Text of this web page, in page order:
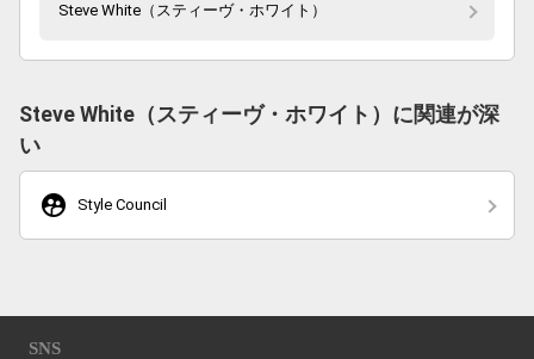
Steve White（スティーヴ・ホワイト）
Steve White（スティーヴ・ホワイト）に関連が深
い
supervised_user_circle Style Council
SNS